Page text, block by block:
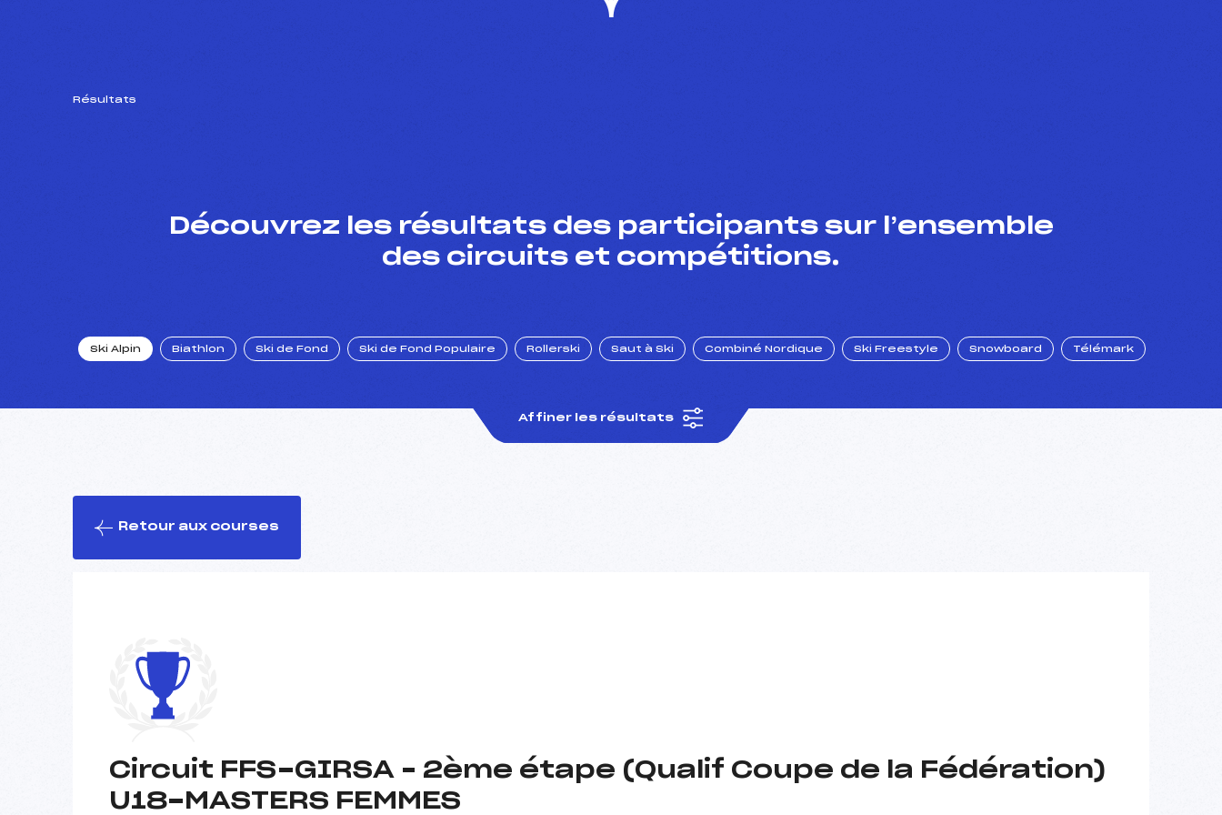
Résultats
Découvrez les résultats des participants sur l’ensemble
des circuits et compétitions.
Ski Alpin Biathlon Ski de Fond Ski de Fond Populaire Rollerski Saut à Ski Combiné Nordique Ski Freestyle Snowboard Télémark
Affiner les résultats
Retour aux courses
Circuit FFS-GIRSA – 2ème étape (Qualif Coupe de la Fédération)
U18-MASTERS FEMMES